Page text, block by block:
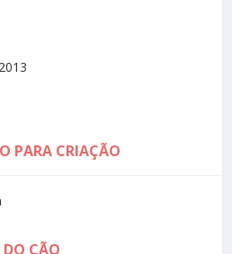
PARA CRIAÇÃO
DO CÃO